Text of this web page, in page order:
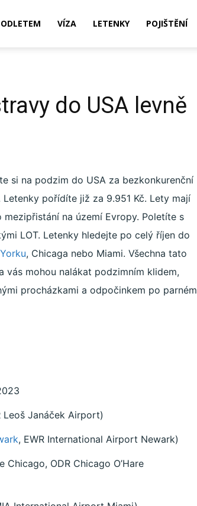
VÍZA LETENKY POJIŠTĚNÍ
do USA levně
si na podzim do USA za bezkonkurenční
Letenky pořídíte již za 9.951 Kč. Lety mají
mezipřistání na území Evropy. Poletíte s
LOT. Letenky hledejte po celý říjen do
, Chicaga nebo Miami. Všechna tato
vás mohou nalákat podzimním klidem,
procházkami a odpočinkem po parném
Leoš Janáček Airport)
, EWR International Airport Newark)
ODR Chicago O’Hare